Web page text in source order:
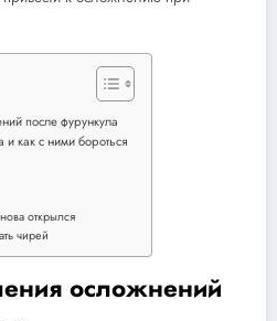
после фурункула
и как с ними бороться
открылся
чирей
осложнений